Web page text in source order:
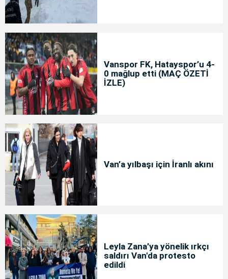
Vanspor FK, Hatayspor’u 4-
0 mağlup etti (MAÇ ÖZETİ
İZLE)
Van’a yılbaşı için İranlı akını
Leyla Zana’ya yönelik ırkçı
saldırı Van'da protesto
edildi